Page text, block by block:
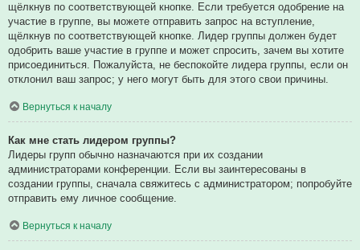
щёлкнув по соответствующей кнопке. Если требуется одобрение на
участие в группе, вы можете отправить запрос на вступление,
щёлкнув по соответствующей кнопке. Лидер группы должен будет
одобрить ваше участие в группе и может спросить, зачем вы хотите
присоединиться. Пожалуйста, не беспокойте лидера группы, если он
отклонил ваш запрос; у него могут быть для этого свои причины.
Вернуться к началу
Как мне стать лидером группы?
Лидеры групп обычно назначаются при их создании
администраторами конференции. Если вы заинтересованы в
создании группы, сначала свяжитесь с администратором; попробуйте
отправить ему личное сообщение.
Вернуться к началу